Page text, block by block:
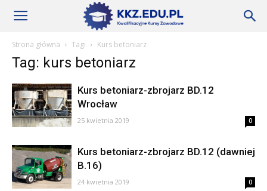
Szkoły
KKZ
Aktualności
Strona główna Tagi Kurs betoniarz
Tag: kurs betoniarz
Kurs betoniarz-zbrojarz BD.12
Wrocław
25 kwietnia 2019 0
Kurs betoniarz-zbrojarz BD.12 (dawniej
B.16)
24 kwietnia 2019 0